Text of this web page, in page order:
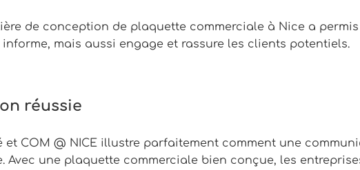
de conception de plaquette commerciale à Nice a
mais aussi engage et rassure les clients potentiels.
réussie
et COM @ NICE illustre parfaitement comment une
Avec une plaquette commerciale bien conçue, les